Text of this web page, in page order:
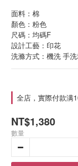
面料：棉
顏色：粉色
尺碼：均碼F
設計工藝：印花
洗滌方式：機洗 手
全店，實際付款满
NT$1,380
數量